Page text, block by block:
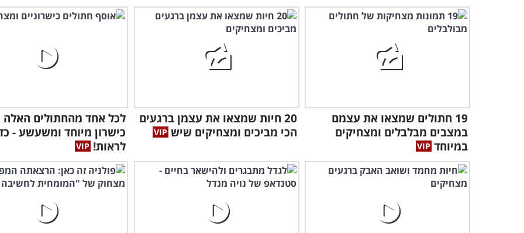
19 חתולים שמצאו את עצמם
במצבים מבלבלים ומצחיקים
במיוחד
20 חיות שמצאו את עצמן ברגעים
הכי מביכים ומצחיקים שיש
לכל אחד מהחתולים האלה
כישרון מיוחד ומשעשע -
לראות!